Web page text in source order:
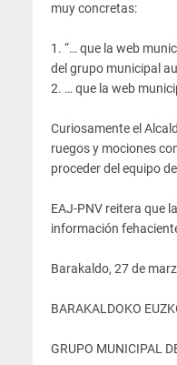
muy concretas:
1. “… que la web
del grupo municipal
2. … que la web
Curiosamente el
ruegos y mociones
proceder del equipo
EAJ-PNV reitera que
información
Barakaldo, 27 de
BARAKALDOKO
GRUPO MUNICIPAL